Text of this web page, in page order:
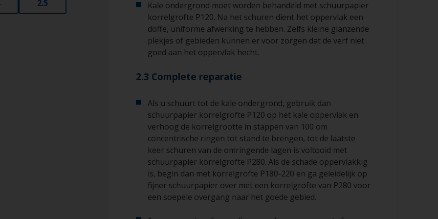
2.5
Kale ondergrond moet worden behandeld met schuurpapier
korrelgrofte P120. Na het schuren dient het oppervlak een
doffe, uniforme afwerking te hebben. Zelfs kleine glanzende
plekjes of gebieden kunnen er voor zorgen dat de verf niet
goed aan het oppervlak hecht.
2.3 Complete reparatie
Als u schuurt tot de kale ondergrond, gebruik dan
schuurpapier korrelgrofte P120 op het kale oppervlak en
verhoog de korrelgrootte in stappen van 100 om
concentrische ringen tot stand te brengen, tot de laatste
keer schuren van de omringende lagen is voltooid met
schuurpapier korrelgrofte P280. Als de schade oppervlakkig
is, begin dan met korrelgrofte P180-220 en ga geleidelijk op
fijner schuurpapier over met een korrelgrofte van P280 voor
een soepele overgang naar het goede gebied.